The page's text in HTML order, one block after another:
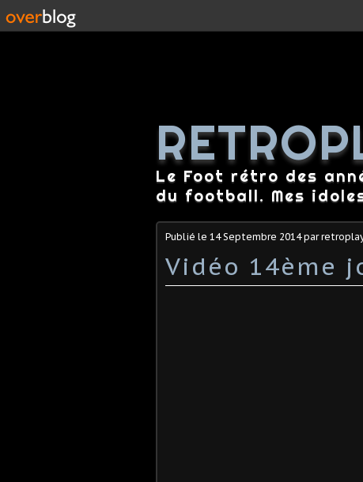
Le Foot rétro des
du football. Mes
Publié le 14 Septembre 2014par
Vidéo 14ème